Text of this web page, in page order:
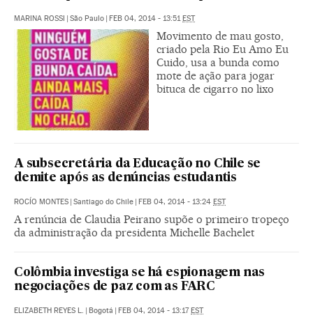
MARINA ROSSI | São Paulo | FEB 04, 2014 - 13:51EST
Movimento de mau gosto,
criado pela Rio Eu Amo Eu
Cuido, usa a bunda como
mote de ação para jogar
bituca de cigarro no lixo
A subsecretária da Educação no Chile se
demite após as denúncias estudantis
ROCÍO MONTES | Santiago do Chile | FEB 04, 2014 - 13:24 EST
A renúncia de Claudia Peirano supõe o primeiro tropeço
da administração da presidenta Michelle Bachelet
Colômbia investiga se há espionagem nas
negociações de paz com as FARC
ELIZABETH REYES L. | Bogotá | FEB 04, 2014 - 13:17EST